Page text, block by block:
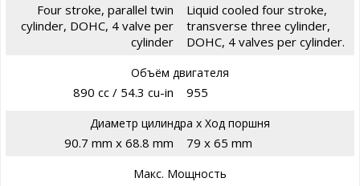
Four stroke, parallel twin
cylinder, DOHC, 4 valve per
cylinder
Liquid cooled four stroke,
transverse three cylinder,
DOHC, 4 valves per cylinder.
Объём двигателя
890 cc / 54.3 cu-in 955
Диаметр цилиндра х Ход поршня
90.7 mm x 68.8 mm 79 x 65 mm
Макс. Мощность